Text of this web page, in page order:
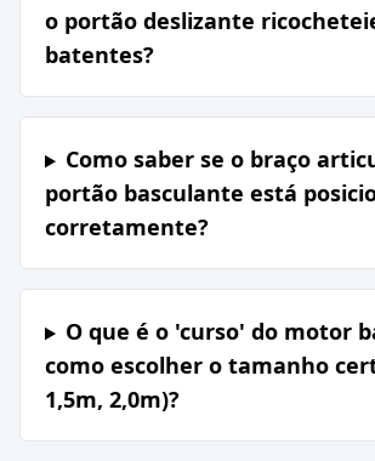
o portão deslizante
batentes?
Como saber se o braço
portão basculante está
corretamente?
O que é o 'curso' do motor
como escolher o tamanho
1,5m, 2,0m)?